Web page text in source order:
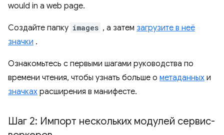
would in a web page.
Создайте папку images , а затем загрузите в неё
значки .
Ознакомьтесь с первыми шагами руководства по
времени чтения, чтобы узнать больше о метаданных и
значках расширения в манифесте.
Шаг 2: Импорт нескольких модулей сервис-